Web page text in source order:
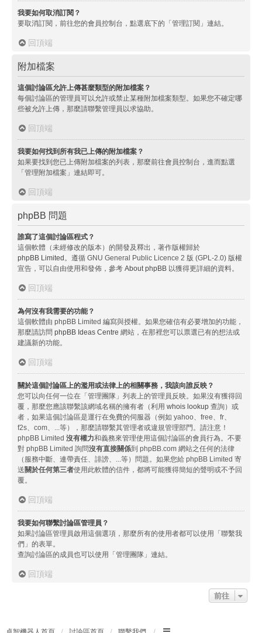
我要如何取消訂閱？
要取消訂閱，前往您的會員控制台，點選底下的「管理訂閱」連結。
回頂端
附加檔案
這個討論區允許上傳甚麼類型的附加檔案？
每個討論區的管理員可以允許或禁止某種附加檔案類型。如果您不確定哪
些被允許上傳，那麼請聯繫管理員以求協助。
回頂端
我要如何找到所有我已上傳的附加檔案？
如果要找到您已上傳附加檔案的列表，那麼前往會員控制台，進而點選
「管理附加檔案」連結即可。
回頂端
phpBB 問題
誰寫了這個討論區程式？
這個軟體（未經修改的版本）的開發及釋出，著作版權歸於
phpBB Limited。遵循 GNU General Public Licence 2 版 (GPL-2.0) 版權
宣告，可以自由使用和發佈，參考 About phpBB 以獲得更詳細的資料。
回頂端
為何沒有我需要的功能？
這個軟體由 phpBB Limited 編寫與授權。如果您確信有必要增加的功能，
那麼請訪問 phpBB Ideas Centre 網站，在那裡您可以票選已有的想法或
建議新的功能。
回頂端
關於這個討論區上的濫用或法律上的相關事務，我該向誰反映？
您可以向任何一位在「管理團隊」列表上的管理員反映。如果沒有獲得回
覆，那麼您應該聯繫該網域名稱的擁有者（利用 whois lookup 查詢）或
者，如果這個討論區是運行在免費的伺服器（例如 yahoo、free、fr、
f2s、com、...等），那麼請聯繫其管理者或違規管理部門。請注意！
phpBB Limited 沒有權力和義務來管理使用這個討論區的會員行為。不要
對 phpBB Limited 詢問沒有直接關係到 phpBB.com 網站之任何的法律
（服務中斷、連帶責任、誹謗、...等）問題。如果您給 phpBB Limited 寄
送關於任何第三者使用此軟體的信件，都將可能獲得簡短的聲明或不予回
覆。
回頂端
我要如何聯繫討論區管理員？
如果討論區管理員啟用這個選項，那麼所有的使用者都可以使用「聯繫我
們」的表單。
查詢討論區的成員也可以使用「管理團隊」連結。
回頂端
前往